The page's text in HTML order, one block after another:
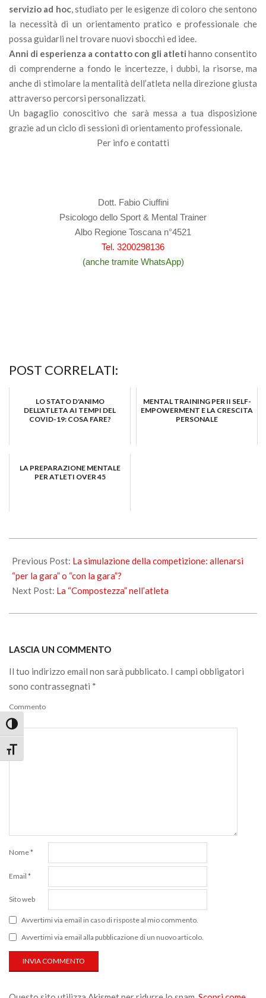
Attiva/disattiva alto contrasto
Attiva/disattiva dimensione testo
servizio ad hoc, studiato per le esigenze di coloro che sentono
la necessità di un orientamento pratico e professionale che
possa guidarli nel trovare nuovi sbocchi ed idee.
Anni di esperienza a contatto con gli atleti hanno consentito
di comprenderne a fondo le incertezze, i dubbi, la risorse, ma
anche di stimolare la mentalità dell’atleta nella direzione giusta
attraverso percorsi personalizzati.
Un bagaglio conoscitivo che sarà messa a tua disposizione
grazie ad un ciclo di sessioni di orientamento professionale.
Per info e contatti
Dott. Fabio Ciuffini
Psicologo dello Sport & Mental Trainer
Albo Regione Toscana n°4521
Tel. 3200298136
(anche tramite WhatsApp)
POST CORRELATI:
LO STATO D'ANIMO
DELL'ATLETA AI TEMPI DEL
COVID-19: COSA FARE?
MENTAL TRAINING PER II SELF-
EMPOWERMENT E LA CRESCITA
PERSONALE
LA PREPARAZIONE MENTALE
PER ATLETI OVER 45
11-
23
Previous Post: La simulazione della competizione: allenarsi
“per la gara” o “con la gara”?
Next Post: La “Compostezza” nell’atleta
LASCIA UN COMMENTO
Il tuo indirizzo email non sarà pubblicato. I campi obbligatori
sono contrassegnati *
Commento
*
Nome*
Email *
Sito web
Avvertimi via email in caso di risposte al mio commento.
Avvertimi via email alla pubblicazione di un nuovo articolo.